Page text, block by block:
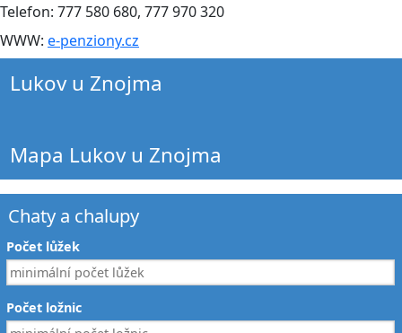
Telefon: 777 580 680, 777 970 320
WWW: e-penziony.cz
Lukov u Znojma
Mapa Lukov u Znojma
Chaty a chalupy
Počet lůžek
Počet ložnic